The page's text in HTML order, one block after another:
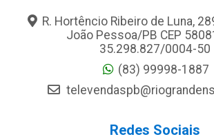
R. Hortêncio Ribeiro de Luna,
João Pessoa/PB CEP
35.298.827/0004-50
(83) 99998-1887
Redes Sociais